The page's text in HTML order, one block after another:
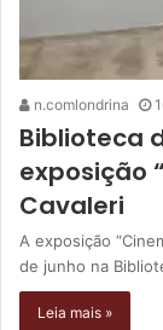
n.comlondrina
Biblioteca
exposição
Cavaleri
A exposição
de junho na
Leia mais »